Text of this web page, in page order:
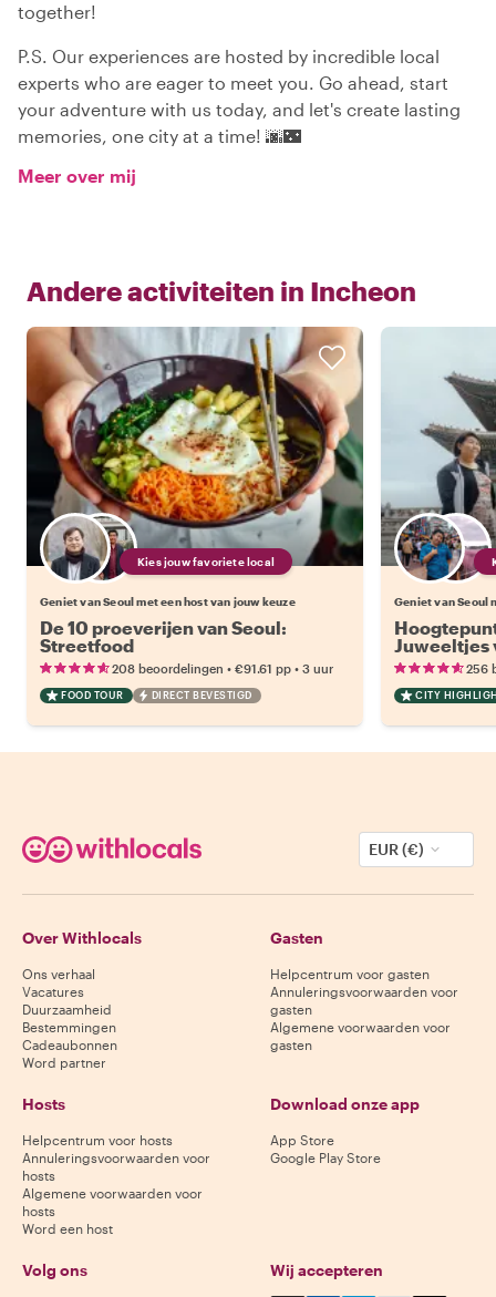
together!
P.S. Our experiences are hosted by incredible local
experts who are eager to meet you. Go ahead, start
your adventure with us today, and let's create lasting
memories, one city at a time! 🌆🌃
Meer over mij
Andere activiteiten in Incheon
Kies jouw favoriete local
Geniet van Seoul met een host van jouw keuze
De 10 proeverijen van Seoul:
Streetfood
208 beoordelingen • €91.61 pp • 3 uur
FOOD TOUR DIRECT BEVESTIGD
Geniet van Seoul
Juweeltjes
256
CITY
EUR (€)
Over Withlocals
Ons verhaal
Vacatures
Duurzaamheid
Bestemmingen
Cadeaubonnen
Word partner
Gasten
Helpcentrum voor gasten
Annuleringsvoorwaarden voor
gasten
Algemene voorwaarden voor
gasten
Hosts
Helpcentrum voor hosts
Annuleringsvoorwaarden voor
hosts
Algemene voorwaarden voor
hosts
Word een host
Download onze app
App Store
Google Play Store
Volg ons Wij accepteren